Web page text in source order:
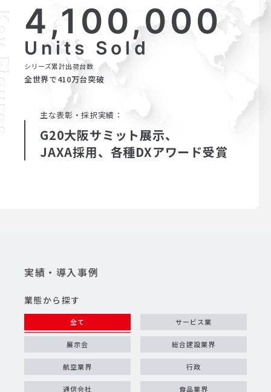
4,100,000
Units Sold
シリーズ累計出荷台数
全世界で410万台突破
主な表彰・採択実績：
G20大阪サミット展示、
JAXA採用、各種DXアワード受賞
実績・導入事例
業態から探す
全て サービス業
展示会 総合建設業界
航空業界 行政
通信会社 食品業界